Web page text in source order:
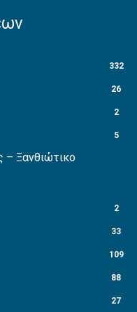
332
26
2
5
– Ξανθιώτικο
2
33
109
88
27